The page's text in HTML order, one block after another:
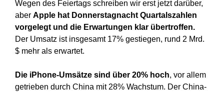
Wegen des Feiertags schreiben wir erst jetzt darüber,
aber Apple hat Donnerstagnacht Quartalszahlen
vorgelegt und die Erwartungen klar übertroffen.
Der Umsatz ist insgesamt 17% gestiegen, rund 2 Mrd.
$ mehr als erwartet.
Die iPhone-Umsätze sind über 20% hoch, vor allem
getrieben durch China mit 28% Wachstum. Der China-